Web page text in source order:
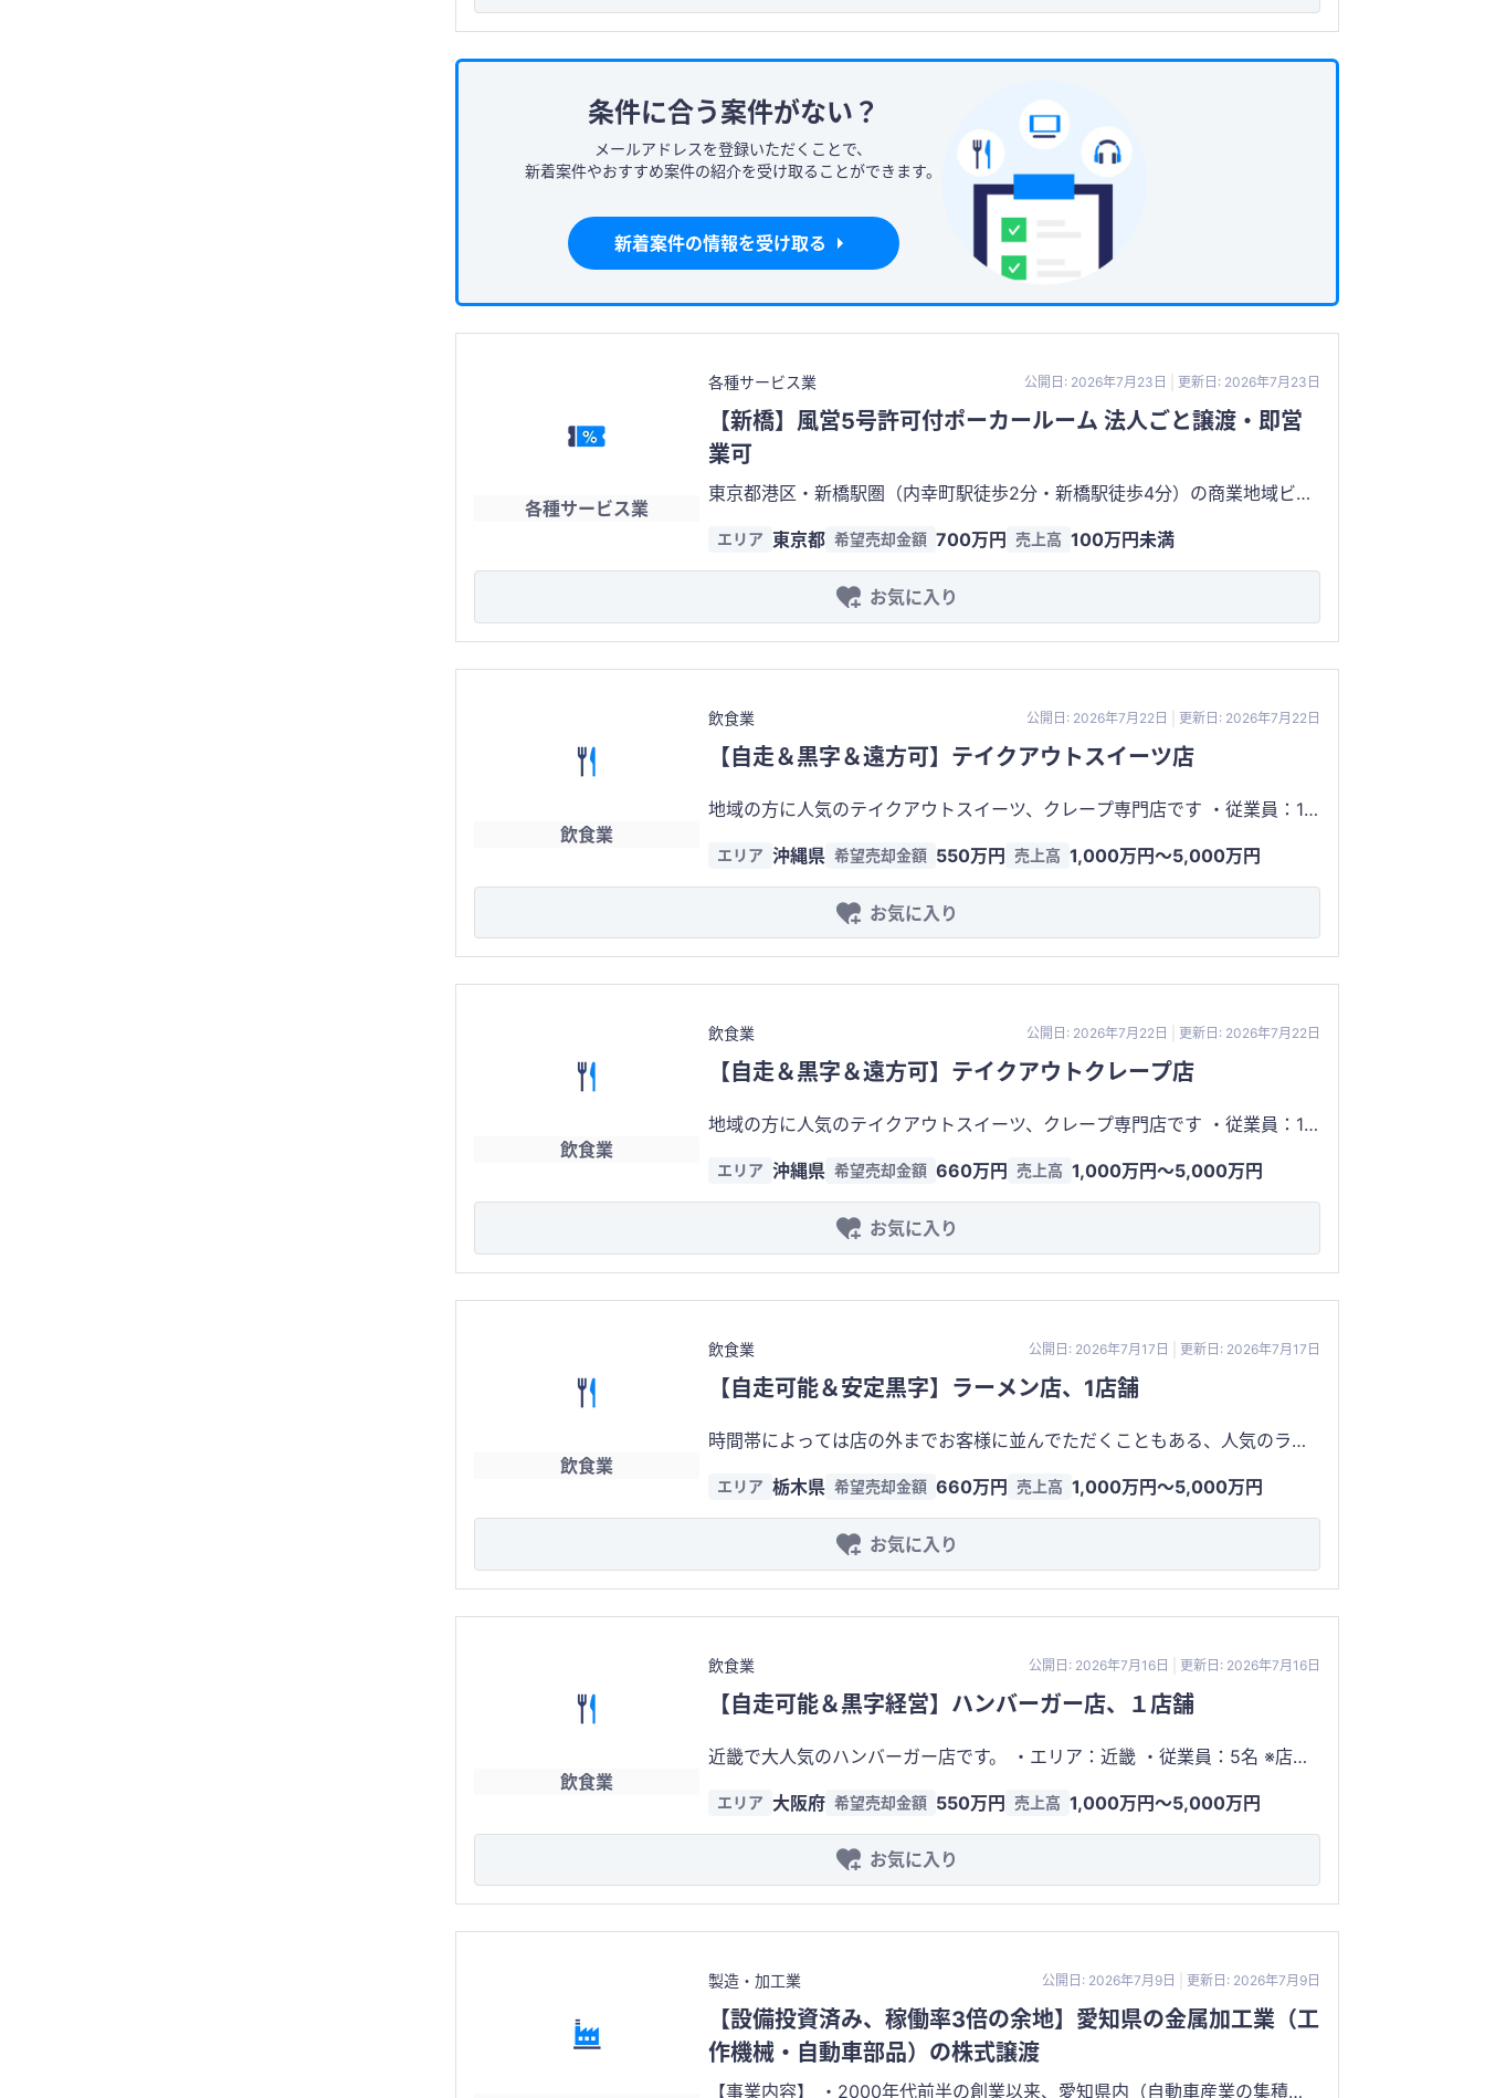
条件に合う案件がない？
メールアドレスを登録いただくことで、
新着案件やおすすめ案件の紹介を受け取ることができます。
新着案件の情報を受け取る
各種サービス業
各種サービス業 公開日: 2026年7月23日 更新日: 2026年7月23日
【新橋】風営5号許可付ポーカールーム 法人ごと譲渡・即営
業可
東京都港区・新橋駅圏（内幸町駅徒歩2分・新橋駅徒歩4分）の商業地域ビル
ームセンター等営業許可）を運営法人名義で2025年に
エリア 東京都 希望売却金額 700万円 売上高 100万円未満
お気に入り
飲食業
飲食業 公開日: 2026年7月22日 更新日: 2026年7月22日
【自走＆黒字＆遠方可】テイクアウトスイーツ店
地域の方に人気のテイクアウトスイーツ、クレープ専門店です ・従業員：1
・財務状況（月間） 売上高：約100万 仕入れ：
エリア 沖縄県 希望売却金額 550万円 売上高 1,000万円〜5,000万円
お気に入り
飲食業
飲食業 公開日: 2026年7月22日 更新日: 2026年7月22日
【自走＆黒字＆遠方可】テイクアウトクレープ店
地域の方に人気のテイクアウトスイーツ、クレープ専門店です ・従業員：1
・財務状況（月間） 売上高：約120万 仕入れ
エリア 沖縄県 希望売却金額 660万円 売上高 1,000万円〜5,000万円
お気に入り
飲食業
飲食業 公開日: 2026年7月17日 更新日: 2026年7月17日
【自走可能＆安定黒字】ラーメン店、1店舗
時間帯によっては店の外までお客様に並んでただくこともある、人気のラー
上、了承いただける場合は譲渡対象です。 ・席数：2
エリア 栃木県 希望売却金額 660万円 売上高 1,000万円〜5,000万円
お気に入り
飲食業
飲食業 公開日: 2026年7月16日 更新日: 2026年7月16日
【自走可能＆黒字経営】ハンバーガー店、１店舗
近畿で大人気のハンバーガー店です。 ・エリア：近畿 ・従業員：5名 ※店
席数：約20席 カウンター、テーブルスタイルです。
エリア 大阪府 希望売却金額 550万円 売上高 1,000万円〜5,000万円
お気に入り
製造・加工業 公開日: 2026年7月9日 更新日: 2026年7月9日
【設備投資済み、稼働率3倍の余地】愛知県の金属加工業（工
作機械・自動車部品）の株式譲渡
【事業内容】 ・2000年代前半の創業以来、愛知県内（自動車産業の集積エ